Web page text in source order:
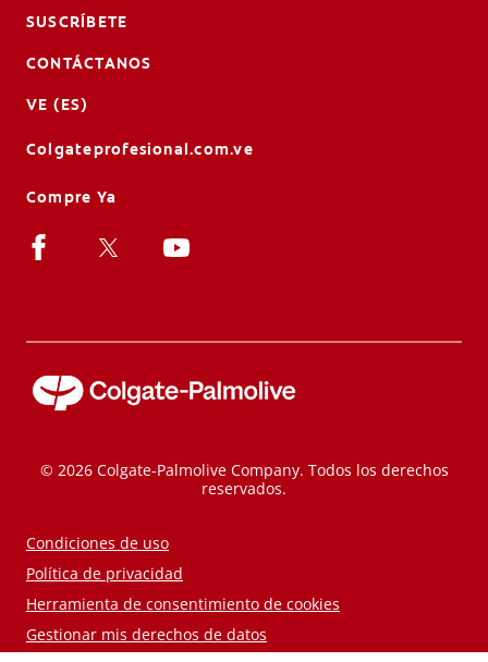
SUSCRÍBETE
CONTÁCTANOS
VE (ES)
Colgateprofesional.com.ve
Compre Ya
© 2026 Colgate-Palmolive Company. Todos los derechos
reservados.
Condiciones de uso
Política de privacidad
Herramienta de consentimiento de cookies
Gestionar mis derechos de datos